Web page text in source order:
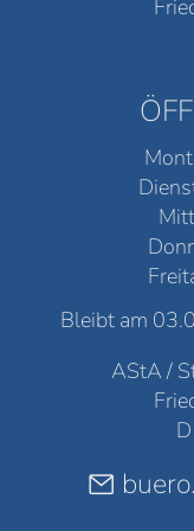
Bleibt am
AStA /